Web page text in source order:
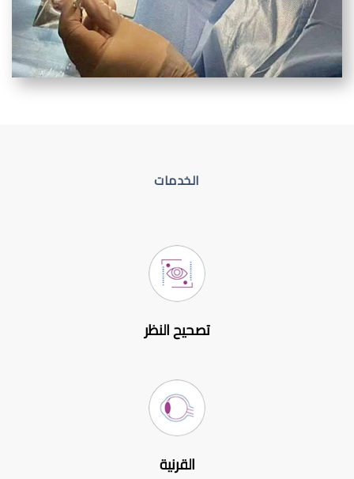
الخدمات
تصحيح النظر
القرنية